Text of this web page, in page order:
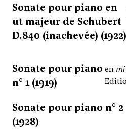
Sonate pour piano en
ut majeur de Schubert
D.840 (inachevée) (1922)
Sonate pour piano
n° 1 (1919)
en mi
Sonate pour piano n° 2
(1928)